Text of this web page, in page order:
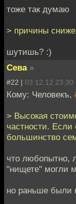
тоже так думаю
> причины
шутишь? :)
Сева »
#22 | 03.12.12 23:30
Кому: Человекъ,
> Высокая
частности.
большинство
что любопытно,
"нищете" могли
но раньше были